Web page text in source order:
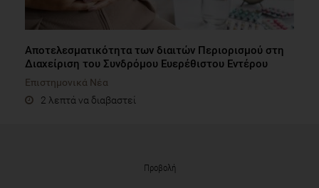
Aποτελεσματικότητα των διαιτών Περιορισμού στη
Διαχείριση του Συνδρόμου Ευερέθιστου Εντέρου
Επιστημονικά Νέα
2 λεπτά να διαβαστεί
Προβολή